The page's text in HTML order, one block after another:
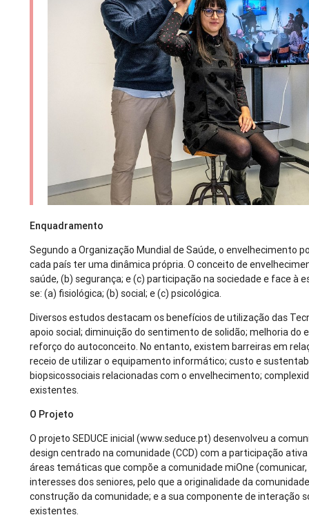
Enquadramento
Segundo a Organização Mundial de Saúde, o envelhecimento
cada país ter uma dinâmica própria. O conceito de
saúde, (b) segurança; e (c) participação na sociedade e face à
se: (a) fisiológica; (b) social; e (c) psicológica.
Diversos estudos destacam os benefícios de utilização das
apoio social; diminuição do sentimento de solidão; melhoria
reforço do autoconceito. No entanto, existem barreiras em
receio de utilizar o equipamento informático; custo e
biopsicossociais relacionadas com o envelhecimento;
existentes.
O Projeto
O projeto SEDUCE inicial (www.seduce.pt) desenvolveu a
design centrado na comunidade (CCD) com a participação
áreas temáticas que compõe a comunidade miOne
interesses dos seniores, pelo que a originalidade da
construção da comunidade; e a sua componente de interação
existentes.